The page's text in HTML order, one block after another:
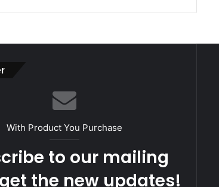
With Product You Purchase
to our mailing
the new updates!